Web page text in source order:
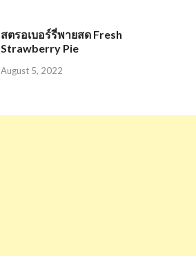
สตรอเบอร์รี่พายสด Fresh
Strawberry Pie
August 5, 2022